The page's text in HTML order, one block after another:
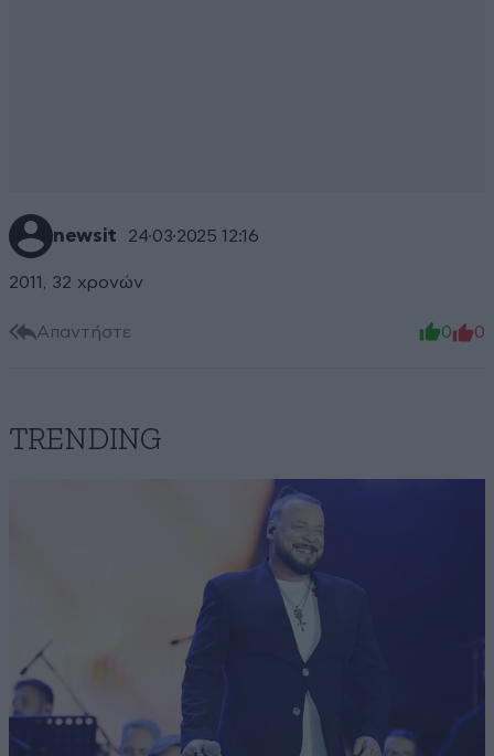
newsit 24·03·2025 12:16
2011, 32 χρονών
Απαντήστε 0 0
TRENDING